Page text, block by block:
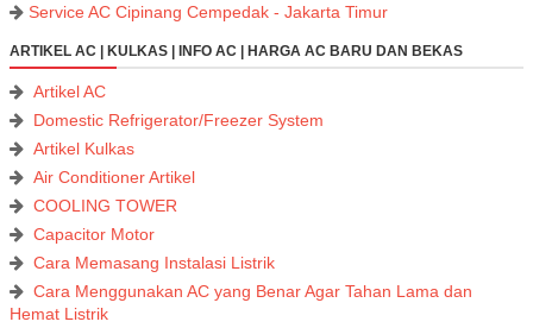
Service AC Cipinang Cempedak - Jakarta Timur
ARTIKEL AC | KULKAS | INFO AC | HARGA AC BARU DAN BEKAS
Artikel AC
Domestic Refrigerator/Freezer System
Artikel Kulkas
Air Conditioner Artikel
COOLING TOWER
Capacitor Motor
Cara Memasang Instalasi Listrik
Cara Menggunakan AC yang Benar Agar Tahan Lama dan
Hemat Listrik